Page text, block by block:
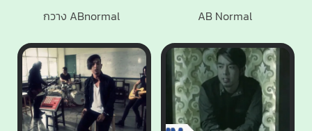
AB Normal
กวาง ABnormal